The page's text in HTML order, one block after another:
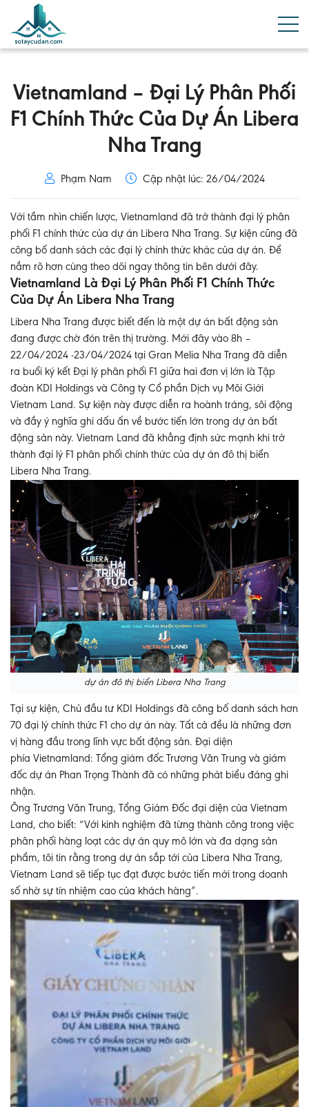
Vietnamland – Đại Lý Phân Phối
F1 Chính Thức Của Dự Án Libera
Nha Trang
Phạm Nam Cập nhật lúc: 26/04/2024
Với tầm nhìn chiến lược, Vietnamland đã trở thành đại lý phân
phối F1 chính thức của dự án Libera Nha Trang. Sự kiện cũng đã
công bố danh sách các đại lý chính thức khác của dự án. Để
nắm rõ hơn cùng theo dõi ngay thông tin bên dưới đây.
Vietnamland Là Đại Lý Phân Phối F1 Chính Thức
Của Dự Án Libera Nha Trang
Libera Nha Trang được biết đến là một dự án bất động sản
đang được chờ đón trên thị trường. Mới đây vào 8h –
22/04/2024 -23/04/2024 tại Gran Melia Nha Trang đã diễn
ra buổi ký kết Đại lý phân phối F1 giữa hai đơn vị lớn là Tập
đoàn KDI Holdings và Công ty Cổ phần Dịch vụ Môi Giới
Vietnam Land. Sự kiện này được diễn ra hoành tráng, sôi động
và đầy ý nghĩa ghi dấu ấn về bước tiến lớn trong dự án bất
động sản này. Vietnam Land đã khẳng định sức mạnh khi trở
thành đại lý F1 phân phối chính thức của dự án đô thị biển
Libera Nha Trang.
dự án đô thị biển Libera Nha Trang
Tại sự kiện, Chủ đầu tư KDI Holdings đã công bố danh sách hơn
70 đại lý chính thức F1 cho dự án này. Tất cả đều là những đơn
vị hàng đầu trong lĩnh vực bất động sản. Đại diện
phía Vietnamland: Tổng giám đốc Trương Văn Trung và giám
đốc dự án Phan Trọng Thành đã có những phát biểu đáng ghi
nhận.
Ông Trương Văn Trung, Tổng Giám Đốc đại diện của Vietnam
Land, cho biết: “Với kinh nghiệm đã từng thành công trong việc
phân phối hàng loạt các dự án quy mô lớn và đa dạng sản
phẩm, tôi tin rằng trong dự án sắp tới của Libera Nha Trang,
Vietnam Land sẽ tiếp tục đạt được bước tiến mới trong doanh
số nhờ sự tín nhiệm cao của khách hàng”.